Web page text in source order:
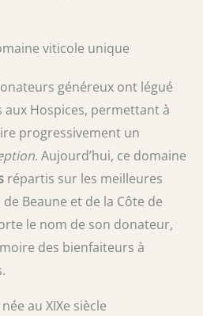
viticole unique
généreux ont légué
aux Hospices, permettant à
progressivement un
. Aujourd’hui, ce domaine
répartis sur les meilleures
Beaune et de la Côte de
le nom de son donateur,
des bienfaiteurs à
au XIXe siècle